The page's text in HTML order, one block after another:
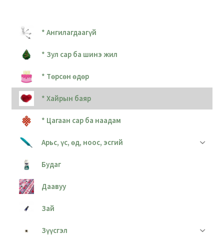
* Ангилагдаагүй
* Зул сар ба шинэ жил
* Төрсөн өдөр
* Хайрын баяр
* Цагаан сар ба наадам
Арьс, үс, өд, ноос, эсгий
Будаг
Даавуу
Зай
Зүүсгэл